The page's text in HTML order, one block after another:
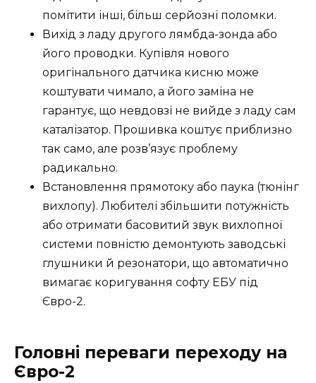
помітити інші, більш серйозні поломки.
Вихід з ладу другого лямбда-зонда або
його проводки. Купівля нового
оригінального датчика кисню може
коштувати чимало, а його заміна не
гарантує, що невдовзі не вийде з ладу сам
каталізатор. Прошивка коштує приблизно
так само, але розв’язує проблему
радикально.
Встановлення прямотоку або паука (тюнінг
вихлопу). Любителі збільшити потужність
або отримати басовитий звук вихлопної
системи повністю демонтують заводські
глушники й резонатори, що автоматично
вимагає коригування софту ЕБУ під
Євро-2.
Головні переваги переходу на
Євро-2